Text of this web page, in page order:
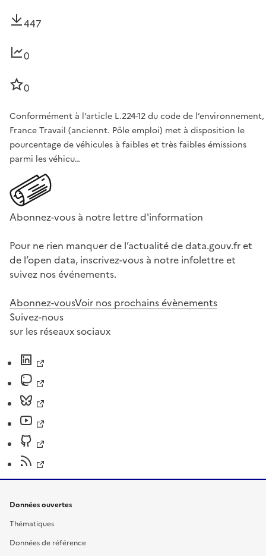
447
0
0
Conformément à l’article L.224-12 du code de l’environnement,
France Travail (anciennt. Pôle emploi) met à disposition le
pourcentage de véhicules à faibles et très faibles émissions
parmi les véhicu…
Abonnez-vous à notre lettre d'information
Pour ne rien manquer de l’actualité de data.gouv.fr et
de l’open data, inscrivez-vous à notre infolettre et
suivez nos événements.
Abonnez-vousVoir nos prochains évènements
Suivez-nous
sur les réseaux sociaux
Données ouvertes
Thématiques
Données de référence